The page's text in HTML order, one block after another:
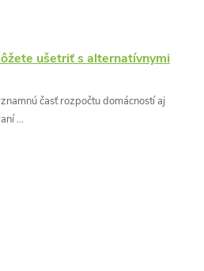
ušetriť s alternatívnymi
časť rozpočtu domácností aj
...